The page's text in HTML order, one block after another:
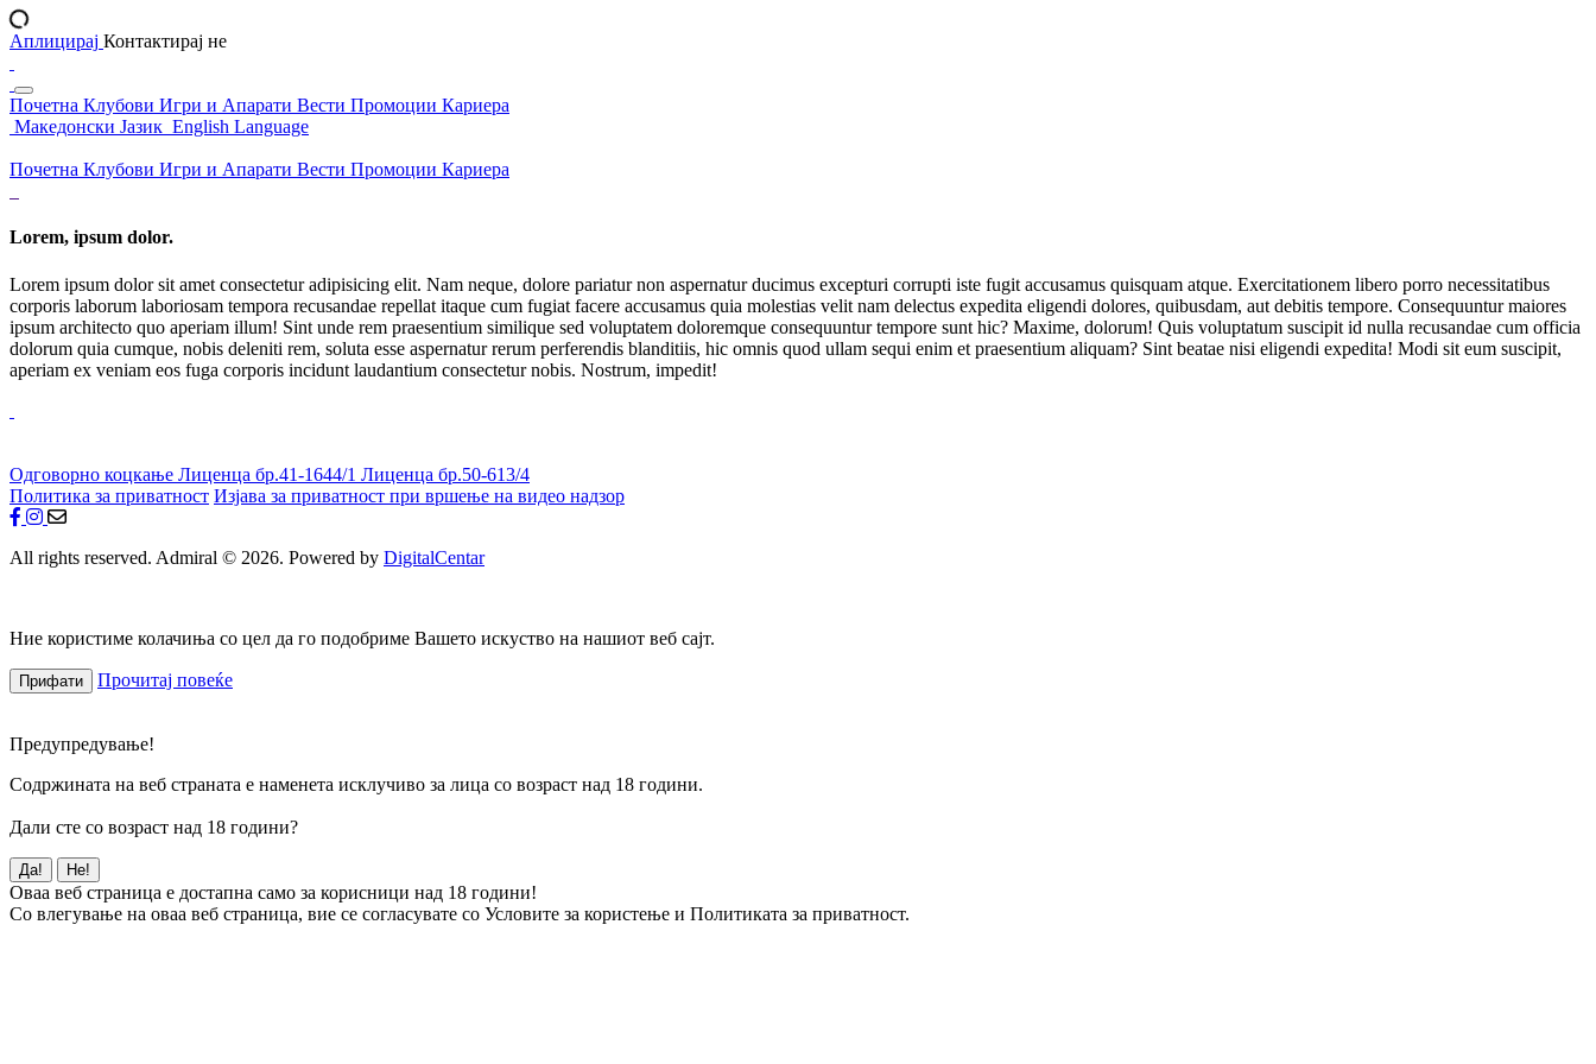
Аплицирај Контактирај не
Почетна Клубови Игри и Апарати Вести Промоции Кариера
Македонски Јазик English Language
Почетна Клубови Игри и Апарати Вести Промоции Кариера
Lorem, ipsum dolor.
Lorem ipsum dolor sit amet consectetur adipisicing elit. Nam neque, dolore pariatur non aspernatur ducimus excepturi corrupti iste fugit accusamus quisquam atque. Exercitationem libero porro necessitatibus
corporis laborum laboriosam tempora recusandae repellat itaque cum fugiat facere accusamus quia molestias velit nam delectus expedita eligendi dolores, quibusdam, aut debitis tempore. Consequuntur maiores
ipsum architecto quo aperiam illum! Sint unde rem praesentium similique sed voluptatem doloremque consequuntur tempore sunt hic? Maxime, dolorum! Quis voluptatum suscipit id nulla recusandae cum officia
dolorum quia cumque, nobis deleniti rem, soluta esse aspernatur rerum perferendis blanditiis, hic omnis quod ullam sequi enim et praesentium aliquam? Sint beatae nisi eligendi expedita! Modi sit eum suscipit,
aperiam ex veniam eos fuga corporis incidunt laudantium consectetur nobis. Nostrum, impedit!
Одговорно коцкање Лиценца бр.41-1644/1 Лиценца бр.50-613/4
Политика за приватност Изјава за приватност при вршење на видео надзор
All rights reserved. Admiral © 2026. Powered by DigitalCentar
Ние користиме колачиња со цел да го подобриме Вашето искуство на нашиот веб сајт.
Прифати Прочитај повеќе
Предупредување!
Содржината на веб страната е наменета исклучиво за лица со возраст над 18 години.
Дали сте со возраст над 18 години?
Да! Не!
Оваа веб страница е достапна само за корисници над 18 години!
Со влегување на оваа веб страница, вие се согласувате со Условите за користење и Политиката за приватност.